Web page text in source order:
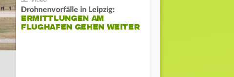
Drohnenvorfälle in Leipzig:
ERMITTLUNGEN AM
FLUGHAFEN GEHEN WEITER